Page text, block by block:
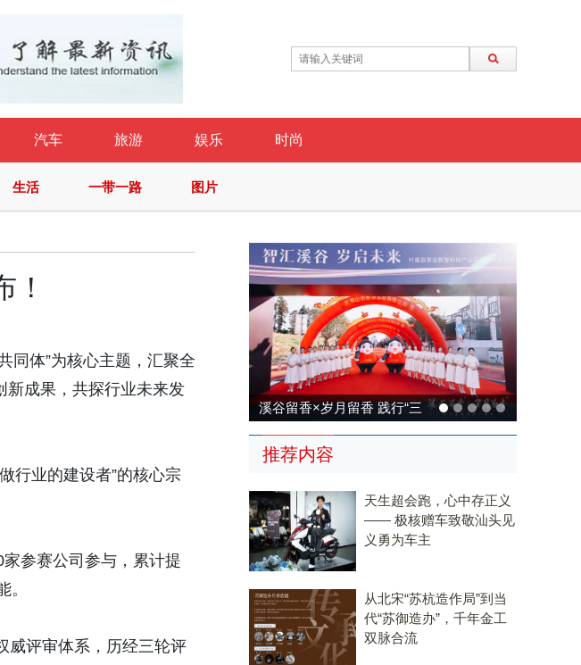
汽车 旅游 娱乐 时尚
生活 一带一路 图片
同体”为核心主题，汇聚全
新成果，共探行业未来发
行业的建设者”的核心宗
参赛公司参与，累计提
威评审体系，历经三轮评
溪谷留香×岁月留香 践行“三
茶统筹”，传承传统，科技兴
推荐内容
天生超会跑，心中存正义
—— 极核赠车致敬汕头见
义勇为车主
从北宋“苏杭造作局”到当
代“苏御造办”，千年金工
双脉合流